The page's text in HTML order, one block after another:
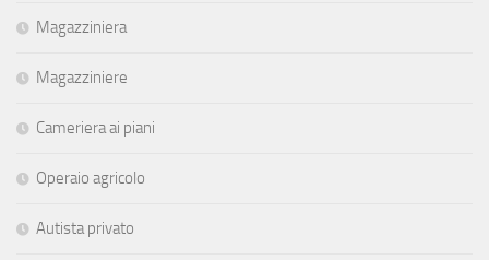
Magazziniera
Magazziniere
Cameriera ai piani
Operaio agricolo
Autista privato